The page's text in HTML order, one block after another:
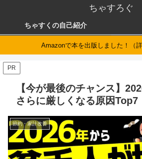
ちゃすろぐ
ちゃすくの自己紹介
Amazonで本を出版しました！（詳
PR
【今が最後のチャンス】
さらに厳しくなる原因Top7
節約・家計改善